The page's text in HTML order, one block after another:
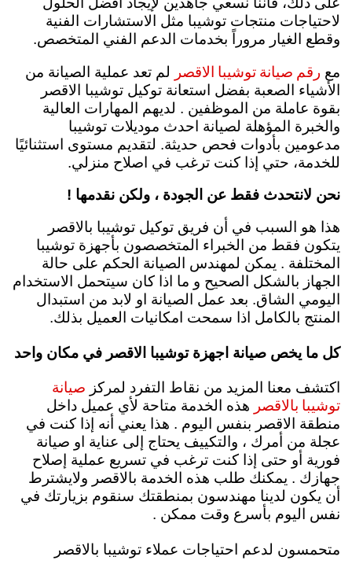
لاحتياجات منتجات توشيبا مثل الاستشارات الفنية
وقطع الغيار مروراً بخدمات الدعم الفني المتخصص.
مع رقم صيانة توشيبا الاقصر
لم تعد عملية الصيانة من
الأشياء الصعبة بفضل استعانة توكيل توشيبا الاقصر
بقوة عاملة من الموظفين . لديهم المهارات العالية
والخبرة المؤهلة لصيانة احدث موديلات توشيبا
مدعومين بأدوات فحص حديثة. لتقديم مستوى استثنائيًا
للخدمة، حتي إذا كنت ترغب في اصلاح منزلي.
نحن لانتحدث فقط عن الجودة ، ولكن نقدمها !
هذا هو السبب في أن فريق توكيل توشيبا بالاقصر
يتكون فقط من الخبراء المتخصصون بأجهزة توشيبا
المختلفة . يمكن لمهندس الصيانة الحكم على حالة
الجهاز بالشكل الصحيح و ما اذا كان سيتحمل الاستخدام
اليومي الشاق. بعد عمل الصيانة او لابد من استبدال
المنتج بالكامل اذا سمحت امكانيات العميل بذلك.
كل ما يخص صيانة اجهزة توشيبا الاقصر في مكان واحد
اكتشف معنا المزيد من نقاط التفرد لمركز صيانة
توشيبا بالاقصر هذه الخدمة متاحة لأي عميل داخل
منطقة الاقصر بنفس اليوم . هذا يعني أنه إذا كنت في
عجلة من أمرك ، والتكييف يحتاج إلى عناية او صيانة
فورية أو حتى إذا كنت ترغب في تسريع عملية إصلاح
جهازك . يمكنك طلب هذه الخدمة بالاقصر ولايشترط
أن يكون لدينا مهندسون بمنطقتك سنقوم بزيارتك في
نفس اليوم بأسرع وقت ممكن .
متحمسون لدعم احتياجات عملاء توشيبا بالاقصر